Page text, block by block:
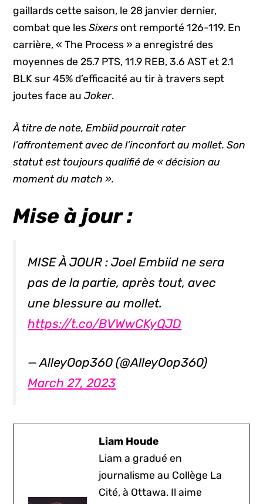
gaillards cette saison, le 28 janvier dernier,
combat que lesSixersont remporté 126-119. En
carrière, « The Process » a enregistré des
moyennes de 25.7 PTS, 11.9 REB, 3.6 AST et 2.1
BLK sur 45% d’efficacité au tir à travers sept
joutes face auJoker.
À titre de note, Embiid pourrait rater
l’affrontement avec de l’inconfort au mollet. Son
statut est toujours qualifié de « décision au
moment du match ».
Mise à jour :
MISE À JOUR : Joel Embiid ne sera
pas de la partie, après tout, avec
une blessure au mollet.
https://t.co/BVWwCKyQJD
— AlleyOop360 (@AlleyOop360)
March 27, 2023
Liam Houde
Liam a gradué en
journalisme au Collège La
Cité, à Ottawa. Il aime